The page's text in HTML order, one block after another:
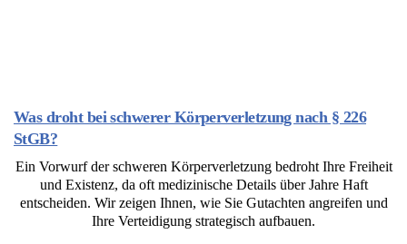
Was droht bei schwerer Körperverletzung nach § 226
StGB?
Ein Vorwurf der schweren Körperverletzung bedroht Ihre Freiheit
und Existenz, da oft medizinische Details über Jahre Haft
entscheiden. Wir zeigen Ihnen, wie Sie Gutachten angreifen und
Ihre Verteidigung strategisch aufbauen.